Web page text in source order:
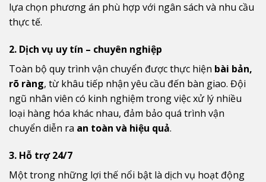
lựa chọn phương án phù hợp với ngân sách và nhu cầu
thực tế.
2. Dịch vụ uy tín – chuyên nghiệp
Toàn bộ quy trình vận chuyển được thực hiện bài bản,
rõ ràng, từ khâu tiếp nhận yêu cầu đến bàn giao. Đội
ngũ nhân viên có kinh nghiệm trong việc xử lý nhiều
loại hàng hóa khác nhau, đảm bảo quá trình vận
chuyển diễn ra an toàn và hiệu quả.
3. Hỗ trợ 24/7
Một trong những lợi thế nổi bật là dịch vụ hoạt động